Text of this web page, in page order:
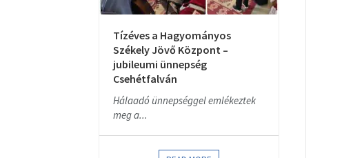
Tízéves a Hagyományos
Székely Jövő Központ –
jubileumi ünnepség
Csehétfalván
Hálaadó ünnepséggel emlékeztek
meg a...